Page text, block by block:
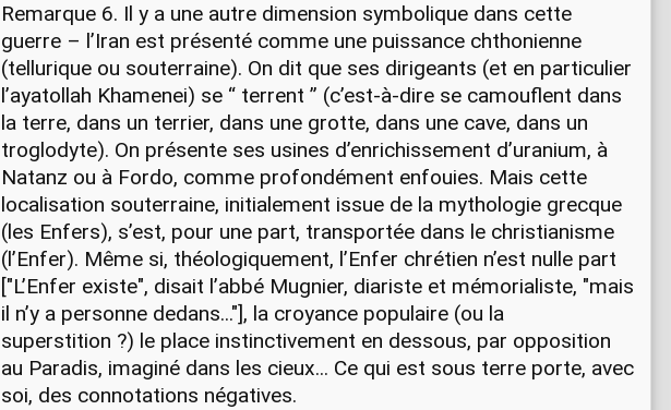
Remarque 6. Il y a une autre dimension symbolique dans cette
guerre – l’Iran est présenté comme une puissance chthonienne
(tellurique ou souterraine). On dit que ses dirigeants (et en particulier
l’ayatollah Khamenei) se “ terrent ” (c’est-à-dire se camouflent dans
la terre, dans un terrier, dans une grotte, dans une cave, dans un
troglodyte). On présente ses usines d’enrichissement d’uranium, à
Natanz ou à Fordo, comme profondément enfouies. Mais cette
localisation souterraine, initialement issue de la mythologie grecque
(les Enfers), s’est, pour une part, transportée dans le christianisme
(l’Enfer). Même si, théologiquement, l’Enfer chrétien n’est nulle part
["L’Enfer existe", disait l’abbé Mugnier, diariste et mémorialiste, "mais
il n’y a personne dedans..."], la croyance populaire (ou la
superstition ?) le place instinctivement en dessous, par opposition
au Paradis, imaginé dans les cieux... Ce qui est sous terre porte, avec
soi, des connotations négatives.